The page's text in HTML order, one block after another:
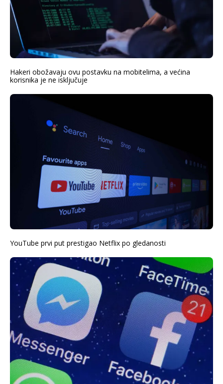
Hakeri obožavaju ovu postavku na mobitelima, a većina
korisnika je ne isključuje
YouTube prvi put prestigao Netflix po gledanosti